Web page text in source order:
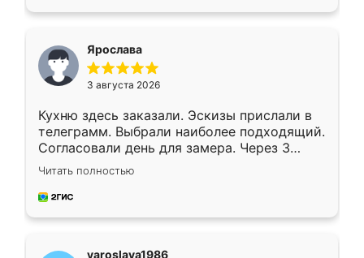
Ярослава
3 августа 2026
Кухню здесь заказали. Эскизы прислали в
телеграмм. Выбрали наиболее подходящий.
Согласовали день для замера. Через 3
недели кухня была уже готова. Остались
довольны работой. Спасибо Ренессанс
мебель за качественную работу!
Читать полностью
yaroslava1986